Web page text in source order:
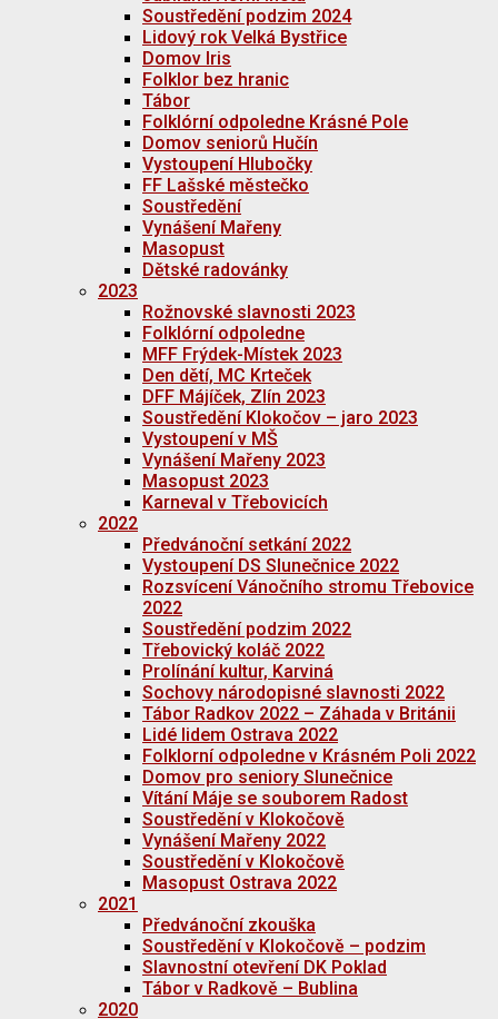
Soustředění podzim 2024
Lidový rok Velká Bystřice
Domov Iris
Folklor bez hranic
Tábor
Folklórní odpoledne Krásné Pole
Domov seniorů Hučín
Vystoupení Hlubočky
FF Lašské městečko
Soustředění
Vynášení Mařeny
Masopust
Dětské radovánky
2023
Rožnovské slavnosti 2023
Folklórní odpoledne
MFF Frýdek-Místek 2023
Den dětí, MC Krteček
DFF Májíček, Zlín 2023
Soustředění Klokočov – jaro 2023
Vystoupení v MŠ
Vynášení Mařeny 2023
Masopust 2023
Karneval v Třebovicích
2022
Předvánoční setkání 2022
Vystoupení DS Slunečnice 2022
Rozsvícení Vánočního stromu Třebovice
2022
Soustředění podzim 2022
Třebovický koláč 2022
Prolínání kultur, Karviná
Sochovy národopisné slavnosti 2022
Tábor Radkov 2022 – Záhada v Británii
Lidé lidem Ostrava 2022
Folklorní odpoledne v Krásném Poli 2022
Domov pro seniory Slunečnice
Vítání Máje se souborem Radost
Soustředění v Klokočově
Vynášení Mařeny 2022
Soustředění v Klokočově
Masopust Ostrava 2022
2021
Předvánoční zkouška
Soustředění v Klokočově – podzim
Slavnostní otevření DK Poklad
Tábor v Radkově – Bublina
2020